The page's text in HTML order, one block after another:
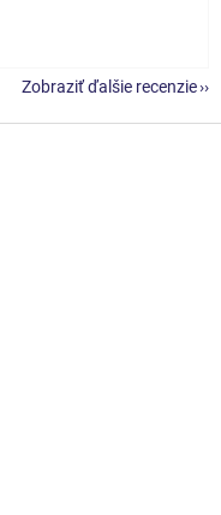
Zobraziť ďalšie recenzie